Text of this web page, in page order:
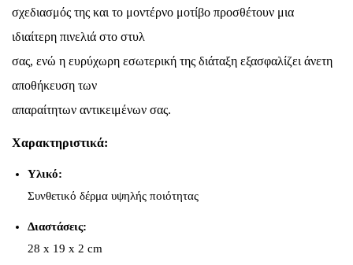
σχεδιασμός της και το μοντέρνο μοτίβο προσθέτουν μια
ιδιαίτερη πινελιά στο στυλ
σας, ενώ η ευρύχωρη εσωτερική της διάταξη εξασφαλίζει άνετη
αποθήκευση των
απαραίτητων αντικειμένων σας.
Χαρακτηριστικά:
Υλικό:
Συνθετικό δέρμα υψηλής ποιότητας
Διαστάσεις:
28 x 19 x 2 cm